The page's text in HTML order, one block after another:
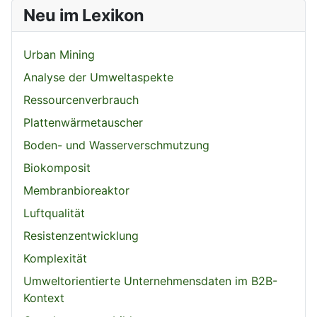
Neu im Lexikon
Urban Mining
Analyse der Umweltaspekte
Ressourcenverbrauch
Plattenwärmetauscher
Boden- und Wasserverschmutzung
Biokomposit
Membranbioreaktor
Luftqualität
Resistenzentwicklung
Komplexität
Umweltorientierte Unternehmensdaten im B2B-
Kontext